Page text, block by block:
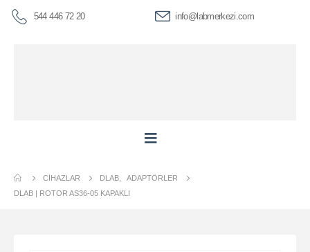
544 446 72 20 info@labmerkezi.com
CIHAZLAR DLAB
ADAPTÖRLER
DLAB | ROTOR AS36-05 KAPAKLI